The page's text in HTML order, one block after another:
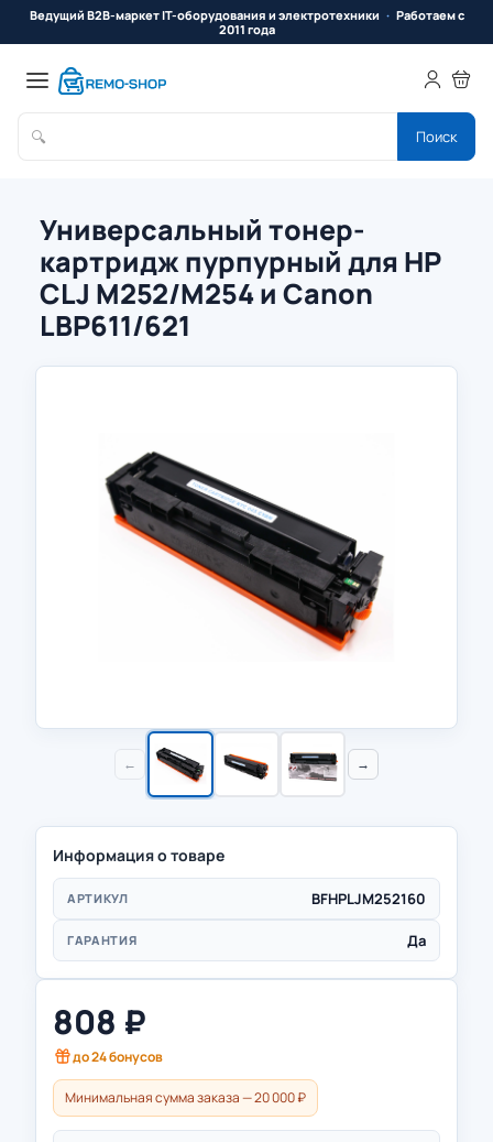
Ведущий B2B-маркет IT-оборудования и электротехники
Работаем с
2011 года
🔍 Поиск
Универсальный тонер-
картридж пурпурный для HP
CLJ M252/M254 и Canon
LBP611/621
← →
Информация о товаре
АРТИКУЛ BFHPLJM252160
ГАРАНТИЯ Да
808 ₽
до24бонусов
Минимальная сумма заказа — 20 000 ₽